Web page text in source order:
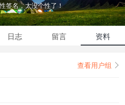
签名，太没个性了！
日志 留言 资料
查看用户组